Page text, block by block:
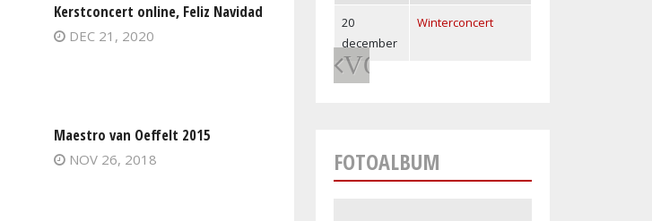
Kerstconcert online, Feliz Navidad
DEC 21, 2020
Maestro van Oeffelt 2015
NOV 26, 2018
20
december
Winterconcert
FOTOALBUM
VORIGE